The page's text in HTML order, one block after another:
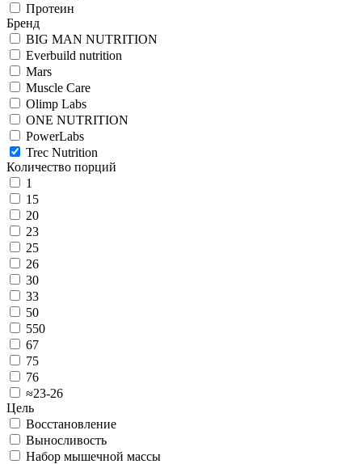
Протеин
Бренд
BIG MAN NUTRITION
Everbuild nutrition
Mars
Muscle Care
Olimp Labs
ONE NUTRITION
PowerLabs
Trec Nutrition
Количество порций
1
15
20
23
25
26
30
33
50
550
67
75
76
≈23-26
Цель
Восстановление
Выносливость
Набор мышечной массы